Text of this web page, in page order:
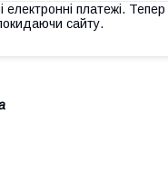
електронні платежі.
сайту.